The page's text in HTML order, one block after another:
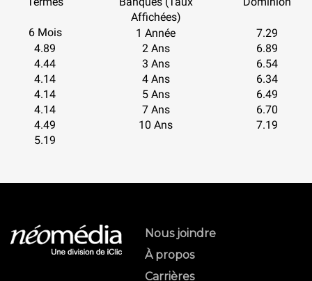
Affichées)
6 Mois 1 Année
7.29
4.89
2 Ans
6.89
4.44
3 Ans
6.54
4.14
4 Ans
6.34
4.14
5 Ans
6.49
4.14
7 Ans
6.70
4.49
10 Ans
7.19
5.19
Nous joindre
À propos
Carrières